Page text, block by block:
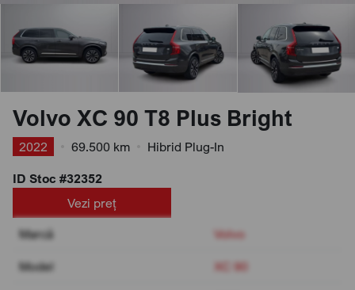
Volvo XC 90 T8 Plus Bright
2022 69.500 km
Hibrid Plug-In
ID Stoc #32352
Vezi preț
Marcă
Volvo
Model XC 90